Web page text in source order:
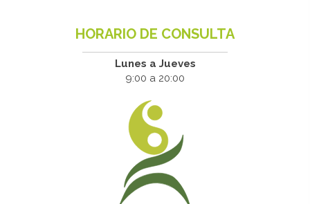
HORARIO DE CONSULTA
Lunes a Jueves
9:00 a 20:00